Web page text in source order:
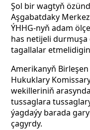
Şol bir wagtyň
Aşgabatdaky
ÝHHG-nyň adam
has netijeli
tagallalar
Amerikanyň
Hukuklary
wekilleriniň
tussaglara
ýagdaýy barada
çagyrdy.